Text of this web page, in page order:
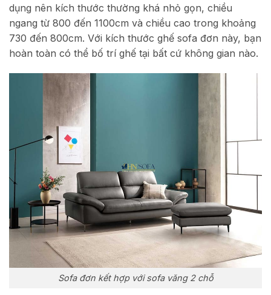
dụng nên kích thước thường khá nhỏ gọn, chiều
ngang từ 800 đến 1100cm và chiều cao trong khoảng
730 đến 800cm. Với kích thước ghế sofa đơn này, bạn
hoàn toàn có thể bố trí ghế tại bất cứ không gian nào.
Sofa đơn kết hợp với sofa văng 2 chỗ